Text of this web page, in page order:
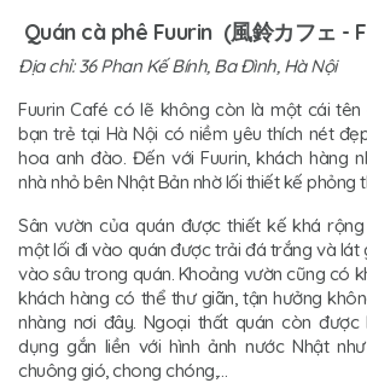
Quán cà phê Fuurin (風鈴カフェ -
Địa chỉ: 36 Phan Kế Bính, Ba Đình, Hà Nội
Fuurin Café có lẽ không còn là một cái tên
bạn trẻ tại Hà Nội có niềm yêu thích nét
hoa anh đào. Đến với Fuurin, khách hàng
nhà nhỏ bên Nhật Bản nhờ lối thiết kế phỏng
Sân vườn của quán được thiết kế khá
một lối đi vào quán được trải đá trắng và lát
vào sâu trong quán. Khoảng vườn cũng có
khách hàng có thể thư giãn, tận hưởng
nhàng nơi đây. Ngoại thất quán còn
dụng gắn liền với hình ảnh nước Nhật
chuông gió, chong chóng,…